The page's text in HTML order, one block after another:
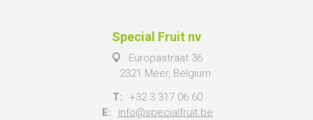
Special Fruit nv
Europastraat 36
2321 Meer, Belgium
T:
+32 3 317 06 60
E:
info@specialfruit.be